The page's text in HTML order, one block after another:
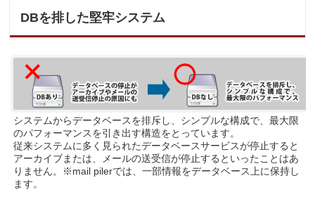
DBを排した堅牢システム
システムからデータベースを排斥し、シンプルな構成で、最大限
のパフォーマンスを引き出す構造をとっています。
従来システムに多く見られたデータベースサービスが停止すると
アーカイブまたは、メールの送受信が停止するといったことはあ
りません。※mail pilerでは、一部情報をデータベース上に保持し
ます。